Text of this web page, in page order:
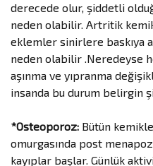
derecede olur, şiddetli
neden olabilir. Artritik kemik
eklemler sinirlere baskıya
neden olabilir .Neredeyse
aşınma ve yıpranma
insanda bu durum belirgin
*Osteoporoz: Bütün
omurgasında post
kayıplar başlar. Günlük